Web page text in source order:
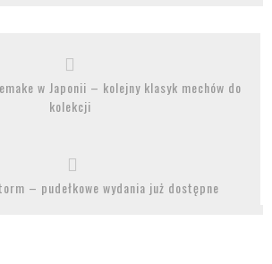
w Japonii – kolejny klasyk mechów do
kolekcji
– pudełkowe wydania już dostępne